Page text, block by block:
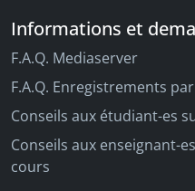
Informations et
F.A.Q. Mediaserver
F.A.Q. Enregistrements
Conseils aux étudiant-es
Conseils aux enseignant-
cours